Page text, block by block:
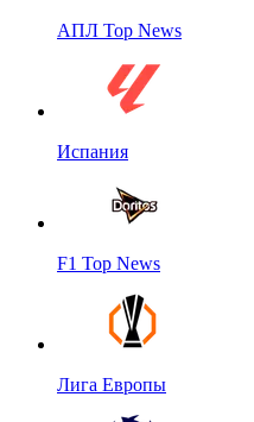
АПЛ Top News
Испания
F1 Top News
Лига Европы